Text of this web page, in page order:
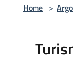
Home >